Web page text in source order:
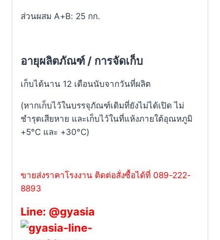
ส่วนผสม A+B: 25 กก.
อายุผลิตภัณฑ์ / การจัดเก็บ
เก็บได้นาน 12 เดือนนับจากวันที่ผลิต
(หากเก็บไว้ในบรรจุภัณฑ์เดิมที่ยังไม่ได้เปิด ไม่
ชำรุดเสียหาย และเก็บไว้ในที่แห้งภายใต้อุณหภูมิ
+5°C และ +30°C)
ขายส่งราคาโรงงาน ติดต่อสั่งซื้อได้ที่ 089-222-
8893
Line: @gyasia